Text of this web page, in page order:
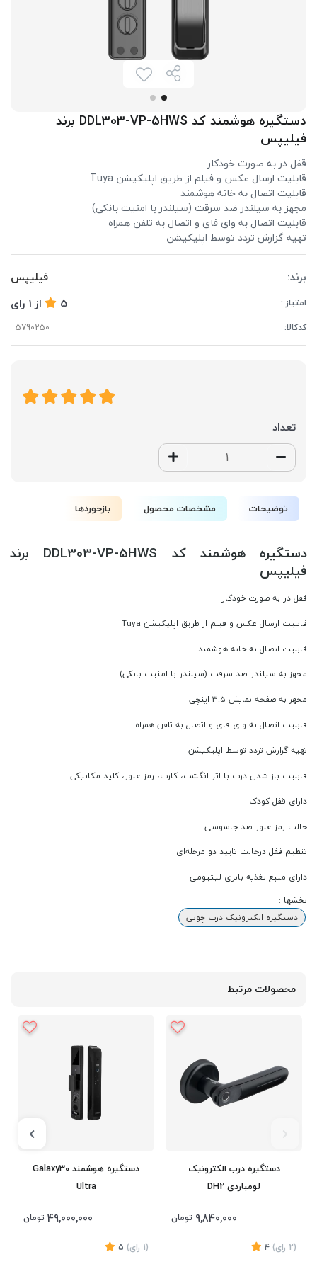
دستگیره هوشمند کد DDL303-VP-5HWS برند
فیلیپس
قفل در به صورت خودکار
قابلیت ارسال عکس و فیلم از طریق اپلیکیشن Tuya
قابلیت اتصال به خانه هوشمند
مجهز به سیلندر ضد سرقت (سیلندر با امنیت بانکی)
قابلیت اتصال به وای فای و اتصال به تلفن همراه
تهیه گزارش تردد توسط اپلیکیشن
برند: فیلیپس
امتیاز : 5 از 1 رای
کدکالا:
تعداد
توضیحات مشخصات محصول بازخوردها
دستگیره هوشمند کد DDL303-VP-5HWS برند
فیلیپس
قفل در به صورت خودکار
قابلیت ارسال عکس و فیلم از طریق اپلیکیشن Tuya
قابلیت اتصال به خانه هوشمند
مجهز به سیلندر ضد سرقت (سیلندر با امنیت بانکی)
مجهز به صفحه نمایش 3.5 اینچی
قابلیت اتصال به وای فای و اتصال به تلفن همراه
تهیه گزارش تردد توسط اپلیکیشن
قابلیت باز شدن درب با اثر انگشت، کارت، رمز عبور، کلید مکانیکی
دارای قفل کودک
حالت رمز عبور ضد جاسوسی
تنظیم قفل درحالت تایید دو مرحله‌ای
دارای منبع تغذیه باتری لیتیومی
بخشها :
دستگیره الکترونیک درب چوبی
محصولات مرتبط
دستگیره درب الکترونیک
لومباردی DH2
9,840,000 تومان
(2 رای)
4
دستگیره هوشمند Galaxy30
Ultra
49,000,000 تومان
(1 رای)
5